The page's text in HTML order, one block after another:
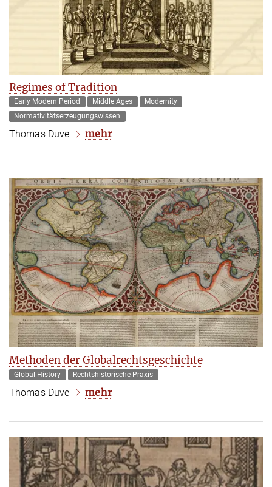
Regimes of Tradition
Early Modern Period Middle Ages
Modernity
Normativitätserzeugungswissen
Thomas Duve mehr
Methoden der Globalrechtsgeschichte
Global History Rechtshistorische Praxis
Thomas Duve mehr